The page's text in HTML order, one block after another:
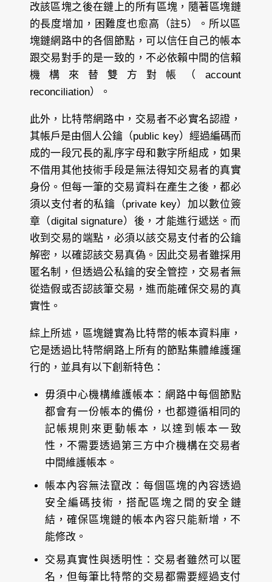
改該區塊之後在鏈上的所有區塊，隨著區塊鏈
的長度增加，困難度也愈高（註5）。所以區
塊鏈網路中的各個節點，可以信任自己的帳本
跟交易對手的是一致的，不必依賴中間的信賴
機構來替雙方對帳（account
reconciliation）。
此外，比特幣網路中，交易者不必實名認證，
其帳戶是由個人公鑰（public key）經過編碼而
成的一段冗長的亂序字母和數字所組成，如果
不借用其他技術手段是無法得知交易者的真實
身份。但每一筆的交易資料在產生之後，都必
須以支付者的私鑰（private key）加以數位簽
章（digital signature）後，才能進行遞送。而
收到交易的端點，必須以該交易支付者的公鑰
解密，以確認該交易真偽。因此交易者雖採用
匿名制，但透過公私鑰的安全管控，交易者無
從造假或否認該筆交易，進而能確保交易的真
實性。
綜上所述，區塊鏈實為比特幣的帳本資料庫，
它是透過比特幣網路上所有的節點集體維護運
行的，並具有以下創新特色：
毋須中心機構維護帳本： 網路中每個節點
都會有一份帳本的備份，也都遵循相同的
記帳規則來更動帳本，以達到帳本一致
性，不需要透過第三方中介機構在交易者
中間維護帳本。
帳本內容無法竄改： 每個區塊的內容透過
安全編碼技術，搭配區塊之間的安全鏈
結，確保區塊鏈的帳本內容只能新增，不
能修改。
交易真實性與透明性： 交易者雖然可以匿
名，但每筆比特幣的交易都需要經過支付